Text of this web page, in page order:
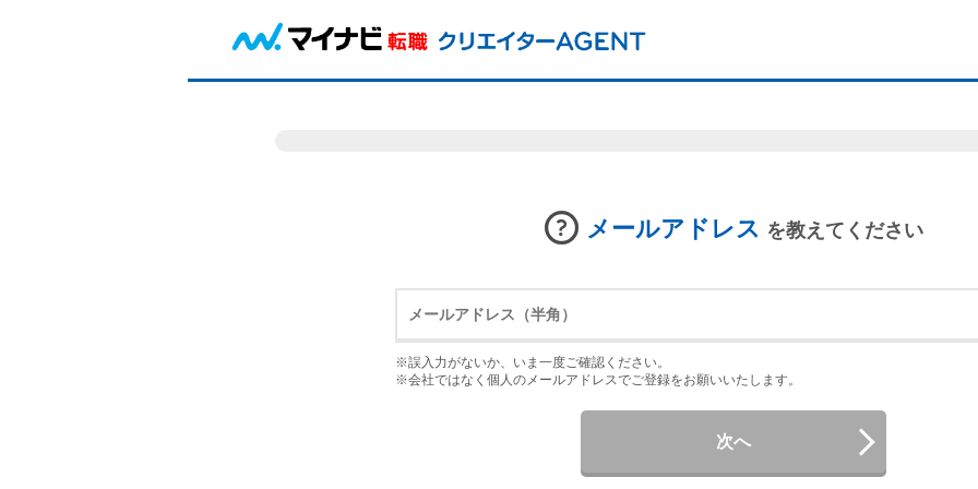
メールアドレス を教えてください
※誤入力がないか、いま一度ご確認ください。
※会社ではなく個人のメールアドレスでご登録をお願いいたします。
次へ